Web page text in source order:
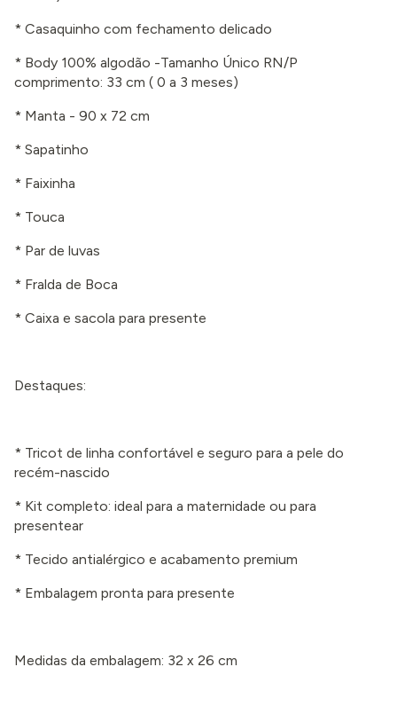
* Casaquinho com fechamento delicado
* Body 100% algodão -Tamanho Único RN/P
comprimento: 33 cm ( 0 a 3 meses)
* Manta - 90 x 72 cm
* Sapatinho
* Faixinha
* Touca
* Par de luvas
* Fralda de Boca
* Caixa e sacola para presente
Destaques:
* Tricot de linha confortável e seguro para a pele do
recém-nascido
* Kit completo: ideal para a maternidade ou para
presentear
* Tecido antialérgico e acabamento premium
* Embalagem pronta para presente
Medidas da embalagem: 32 x 26 cm